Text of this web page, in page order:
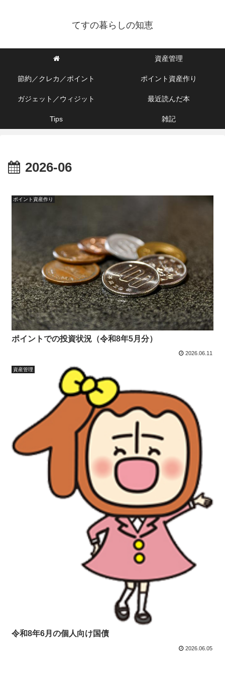
てすの暮らしの知恵
資産管理
節約／クレカ／ポイント ポイント資産作り
ガジェット／ウィジット 最近読んだ本
Tips 雑記
2026-06
ポイント資産作り
ポイントでの投資状況（令和8年5月分）
2026.06.11
資産管理
令和8年6月の個人向け国債
2026.06.05